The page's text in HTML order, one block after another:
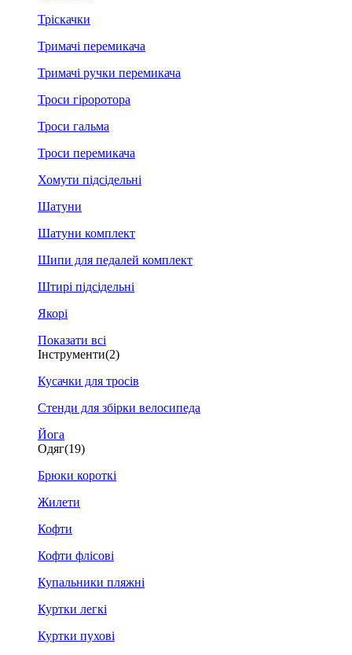
Тріскачки
Тримачі перемикача
Тримачі ручки перемикача
Троси гіроротора
Троси гальма
Троси перемикача
Хомути підсідельні
Шатуни
Шатуни комплект
Шипи для педалей комплект
Штирі підсідельні
Якорі
Показати всі
Інструменти(2)
Кусачки для тросів
Стенди для збірки велосипеда
Йога
Одяг(19)
Брюки короткі
Жилети
Кофти
Кофти флісові
Купальники пляжні
Куртки легкі
Куртки пухові